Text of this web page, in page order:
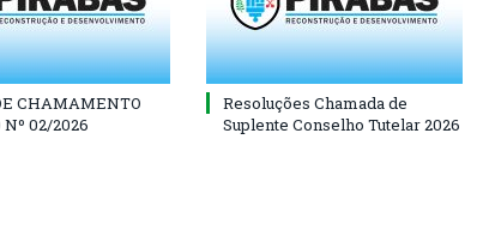
CHAMAMENTO
Nº 02/2026
Resoluções Chamada de
Suplente Conselho Tutelar 2026